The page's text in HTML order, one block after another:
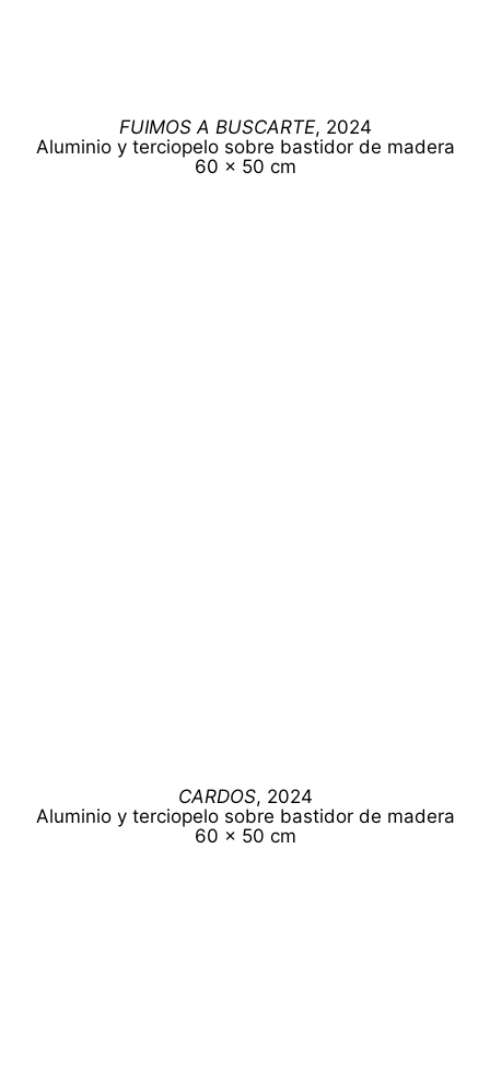
FUIMOS A BUSCARTE, 2024
Aluminio y terciopelo sobre bastidor de madera
60 x 50 cm
CARDOS, 2024
Aluminio y terciopelo sobre bastidor de madera
60 x 50 cm